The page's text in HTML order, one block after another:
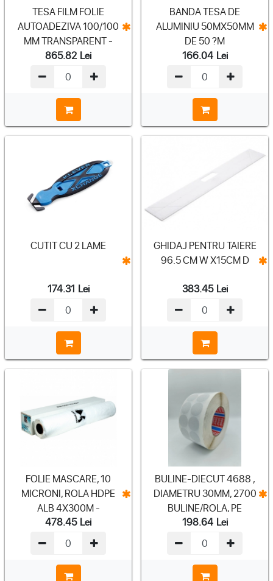
TESA FILM FOLIE
AUTOADEZIVA 100/100
MM TRANSPARENT -
(HK4848-01)
865.82 Lei
BANDA TESA DE
ALUMINIU 50MX50MM
DE 50 ?M
166.04 Lei
CUTIT CU 2 LAME
174.31 Lei
GHIDAJ PENTRU TAIERE
96.5 CM W X15CM D
383.45 Lei
FOLIE MASCARE, 10
MICRONI, ROLA HDPE
ALB 4X300M -
(HK980335)
478.45 Lei
BULINE-DIECUT 4688 ,
DIAMETRU 30MM, 2700
BULINE/ROLA, PE
SUPORT ALB
198.64 Lei